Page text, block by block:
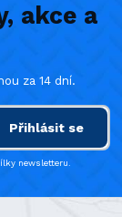
akce a
za 14 dní.
Přihlásit se
newsletteru.